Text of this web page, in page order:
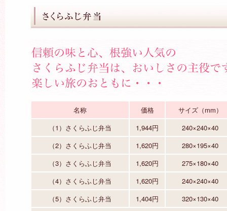
名称 価格
サイズ（mm）
（1）さくらふじ弁当
1,944円
240×240×40
（2）さくらふじ弁当
1,620円
280×195×40
（3）さくらふじ弁当
1,620円
275×180×40
（4）さくらふじ弁当
1,620円
240×240×40
（5）さくらふじ弁当
1,404円
320×130×40